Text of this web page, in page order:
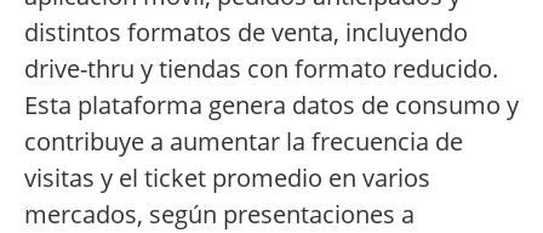
distintos formatos de venta, incluyendo
drive-thru y tiendas con formato reducido.
Esta plataforma genera datos de consumo y
contribuye a aumentar la frecuencia de
visitas y el ticket promedio en varios
mercados, según presentaciones a